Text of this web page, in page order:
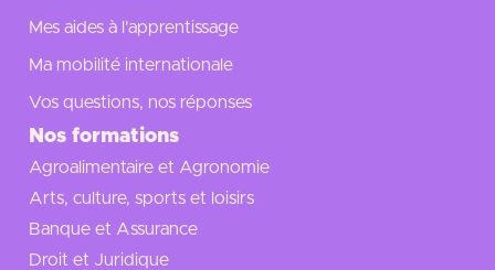
Mes aides à l'apprentissage
Ma mobilité internationale
Vos questions, nos réponses
Nos formations
Agroalimentaire et Agronomie
Arts, culture, sports et loisirs
Banque et Assurance
Droit et Juridique